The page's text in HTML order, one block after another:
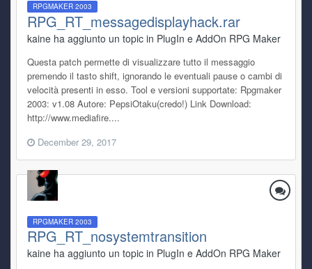
RPGMAKER 2003
RPG_RT_messagedisplayhack.rar
kaine ha aggiunto un topic in PlugIn e AddOn RPG Maker
Questa patch permette di visualizzare tutto il messaggio
premendo il tasto shift, ignorando le eventuali pause o cambi di
velocità presenti in esso. Tool e versioni supportate: Rpgmaker
2003: v1.08 Autore: PepsiOtaku(credo!) Link Download:
http://www.mediafire....
December 29, 2017
RPGMAKER 2003
RPG_RT_nosystemtransition
kaine ha aggiunto un topic in PlugIn e AddOn RPG Maker